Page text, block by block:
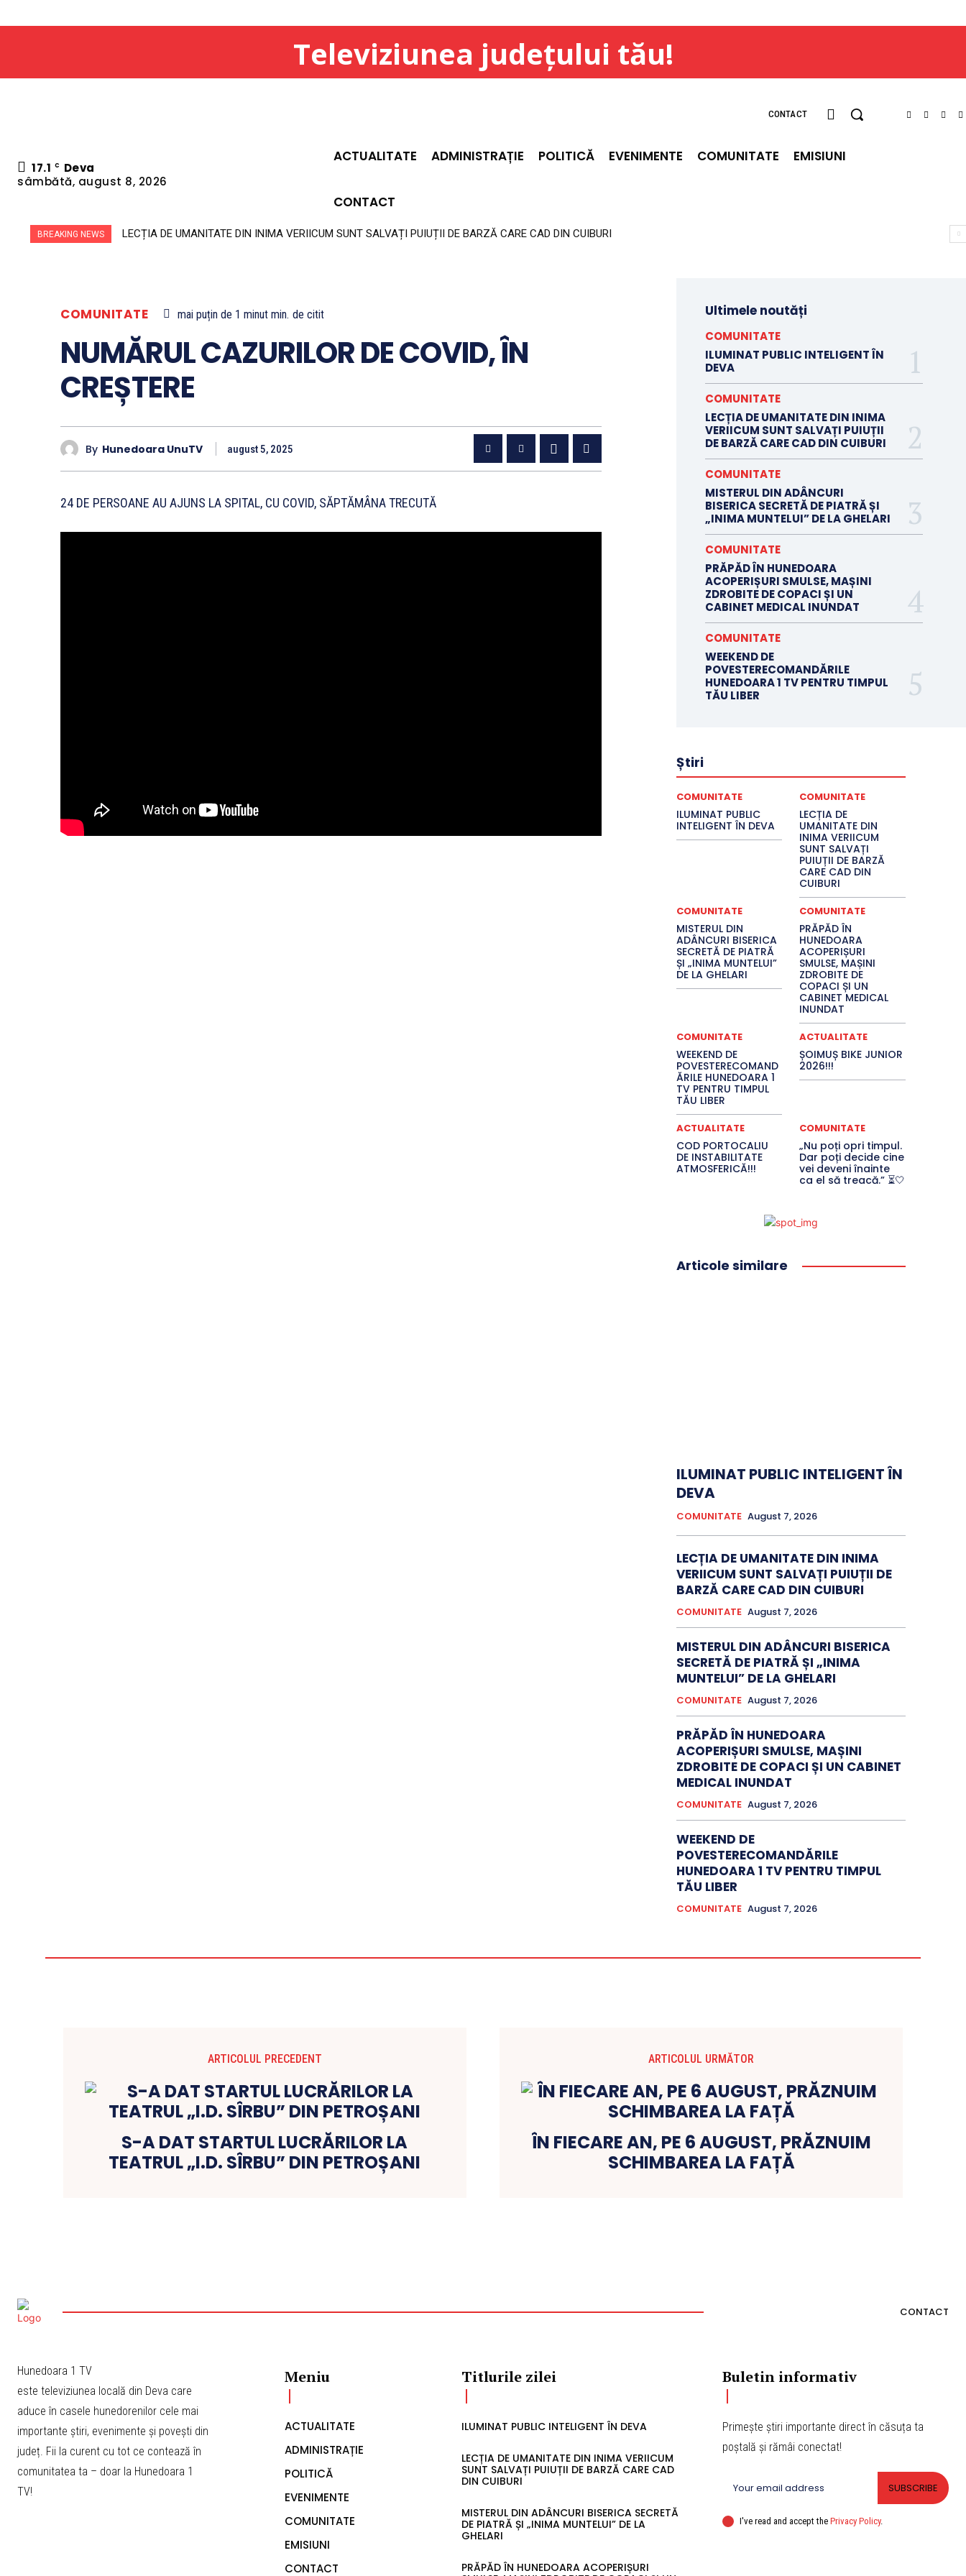
Televiziunea județului tău!
17.1 C
Deva
sâmbătă, august 8, 2026
CONTACT
ACTUALITATE ADMINISTRAȚIE POLITICĂ EVENIMENTE COMUNITATE EMISIUNI
CONTACT
BREAKING NEWS LECȚIA DE UMANITATE DIN INIMA VERIICUM SUNT SALVAȚI PUIUȚII DE BARZĂ CARE CAD DIN CUIBURI
MISTERUL DIN ADÂNCURI BISERICA SECRETĂ DE PIATRĂ ȘI „INIMA MUNTELUI” DE LA GHELARI
COMUNITATE mai puțin de 1 minut min. de citit
NUMĂRUL CAZURILOR DE COVID, ÎN
CREȘTERE
By Hunedoara UnuTV august 5, 2025
24 DE PERSOANE AU AJUNS LA SPITAL, CU COVID, SĂPTĂMÂNA TRECUTĂ
Ultimele noutăți
COMUNITATE
ILUMINAT PUBLIC INTELIGENT ÎN
DEVA
COMUNITATE
LECȚIA DE UMANITATE DIN INIMA
VERIICUM SUNT SALVAȚI PUIUȚII
DE BARZĂ CARE CAD DIN CUIBURI
COMUNITATE
MISTERUL DIN ADÂNCURI
BISERICA SECRETĂ DE PIATRĂ ȘI
„INIMA MUNTELUI” DE LA GHELARI
COMUNITATE
PRĂPĂD ÎN HUNEDOARA
ACOPERIȘURI SMULSE, MAȘINI
ZDROBITE DE COPACI ȘI UN
CABINET MEDICAL INUNDAT
COMUNITATE
WEEKEND DE
POVESTERECOMANDĂRILE
HUNEDOARA 1 TV PENTRU TIMPUL
TĂU LIBER
Știri
COMUNITATE
ILUMINAT PUBLIC
INTELIGENT ÎN DEVA
COMUNITATE
LECȚIA DE
UMANITATE DIN
INIMA VERIICUM
SUNT SALVAȚI
PUIUȚII DE BARZĂ
CARE CAD DIN
CUIBURI
COMUNITATE
MISTERUL DIN
ADÂNCURI BISERICA
SECRETĂ DE PIATRĂ
ȘI „INIMA MUNTELUI”
DE LA GHELARI
COMUNITATE
PRĂPĂD ÎN
HUNEDOARA
ACOPERIȘURI
SMULSE, MAȘINI
ZDROBITE DE
COPACI ȘI UN
CABINET MEDICAL
INUNDAT
COMUNITATE
WEEKEND DE
POVESTERECOMAND
ĂRILE HUNEDOARA 1
TV PENTRU TIMPUL
TĂU LIBER
ACTUALITATE
ȘOIMUȘ BIKE JUNIOR
2026!!!
ACTUALITATE
COD PORTOCALIU
DE INSTABILITATE
ATMOSFERICĂ!!!
COMUNITATE
„Nu poți opri timpul.
Dar poți decide cine
vei deveni înainte
ca el să treacă.” ⏳🤍
Articole similare
ILUMINAT PUBLIC INTELIGENT ÎN
DEVA
COMUNITATE August 7, 2026
LECȚIA DE UMANITATE DIN INIMA
VERIICUM SUNT SALVAȚI PUIUȚII DE
BARZĂ CARE CAD DIN CUIBURI
COMUNITATE August 7, 2026
MISTERUL DIN ADÂNCURI BISERICA
SECRETĂ DE PIATRĂ ȘI „INIMA
MUNTELUI” DE LA GHELARI
COMUNITATE August 7, 2026
PRĂPĂD ÎN HUNEDOARA
ACOPERIȘURI SMULSE, MAȘINI
ZDROBITE DE COPACI ȘI UN CABINET
MEDICAL INUNDAT
COMUNITATE August 7, 2026
WEEKEND DE
POVESTERECOMANDĂRILE
HUNEDOARA 1 TV PENTRU TIMPUL
TĂU LIBER
COMUNITATE August 7, 2026
ARTICOLUL PRECEDENT
S-A DAT STARTUL LUCRĂRILOR LA
TEATRUL „I.D. SÎRBU” DIN PETROȘANI
ARTICOLUL URMĂTOR
ÎN FIECARE AN, PE 6 AUGUST, PRĂZNUIM
SCHIMBAREA LA FAȚĂ
CONTACT
Hunedoara 1 TV
este televiziunea locală din Deva care
aduce în casele hunedorenilor cele mai
importante știri, evenimente și povești din
județ. Fii la curent cu tot ce contează în
comunitatea ta – doar la Hunedoara 1
TV!
Meniu
ACTUALITATE
ADMINISTRAȚIE
POLITICĂ
EVENIMENTE
COMUNITATE
EMISIUNI
CONTACT
Titlurile zilei
ILUMINAT PUBLIC INTELIGENT ÎN DEVA
LECȚIA DE UMANITATE DIN INIMA VERIICUM
SUNT SALVAȚI PUIUȚII DE BARZĂ CARE CAD
DIN CUIBURI
MISTERUL DIN ADÂNCURI BISERICA SECRETĂ
DE PIATRĂ ȘI „INIMA MUNTELUI” DE LA
GHELARI
PRĂPĂD ÎN HUNEDOARA ACOPERIȘURI
Buletin informativ
Primește știri importante direct în căsuța ta
poștală și rămâi conectat!
SUBSCRIBE
I've read and accept thePrivacy Policy.